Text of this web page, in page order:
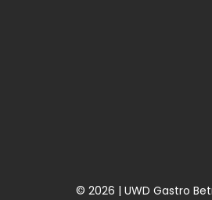
© 2026 | UWD Gastro